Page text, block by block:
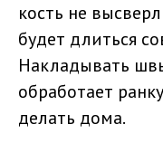
кость не
будет длиться
Накладывать
обработает
делать дома.